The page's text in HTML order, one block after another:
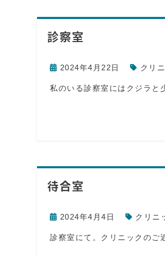
診察室
2024年4月22日 クリ
私のいる診察室にはクジラと
待合室
2024年4月4日 クリニ
診察室にて。クリニックのご